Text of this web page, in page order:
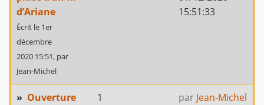
d’Ariane
Écrit le 1er
décembre
2020 15:51, par
Jean-Michel
15:51:33
» Ouverture
1 par Jean-Michel